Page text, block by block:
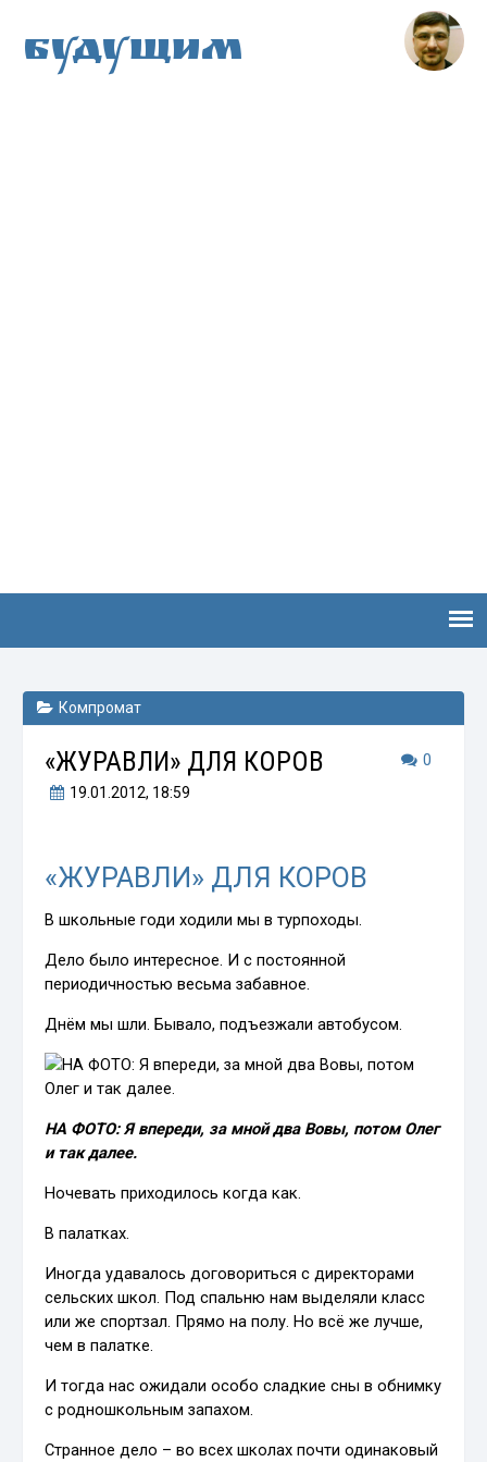
Будущим
Компромат
0
«ЖУРАВЛИ» ДЛЯ КОРОВ
19.01.2012, 18:59
«ЖУРАВЛИ» ДЛЯ КОРОВ
В школьные годи ходили мы в турпоходы.
Дело было интересное. И с постоянной
периодичностью весьма забавное.
Днём мы шли. Бывало, подъезжали автобусом.
НА ФОТО: Я впереди, за мной два Вовы, потом Олег
и так далее.
Ночевать приходилось когда как.
В палатках.
Иногда удавалось договориться с директорами
сельских школ. Под спальню нам выделяли класс
или же спортзал. Прямо на полу. Но всё же лучше,
чем в палатке.
И тогда нас ожидали особо сладкие сны в обнимку
с родношкольным запахом.
Странное дело – во всех школах почти одинаковый